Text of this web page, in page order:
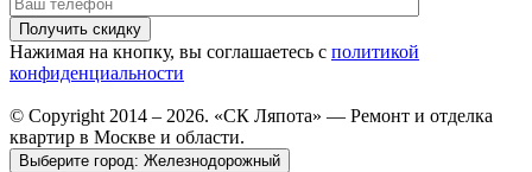
Получить скидку
Нажимая на кнопку, вы соглашаетесь с политикой
конфиденциальности
© Copyright 2014 – 2026. «СК Ляпота» — Ремонт и отделка
квартир в Москве и области.
Выберите город: Железнодорожный